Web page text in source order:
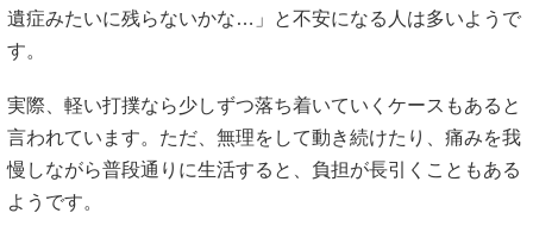
遺症みたいに残らないかな…」と不安になる人は多いようで
す。
実際、軽い打撲なら少しずつ落ち着いていくケースもあると
言われています。ただ、無理をして動き続けたり、痛みを我
慢しながら普段通りに生活すると、負担が長引くこともある
ようです。